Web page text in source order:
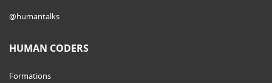
@humantalks
HUMAN CODERS
Formations